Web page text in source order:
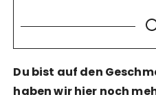
Du bist auf den
haben wir hier noch